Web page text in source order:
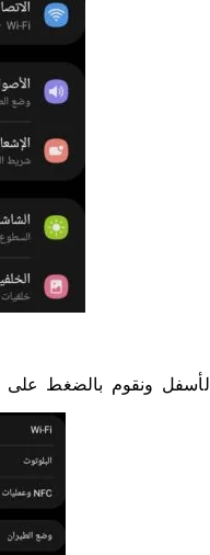
الأسفل ونقوم بالضغط على